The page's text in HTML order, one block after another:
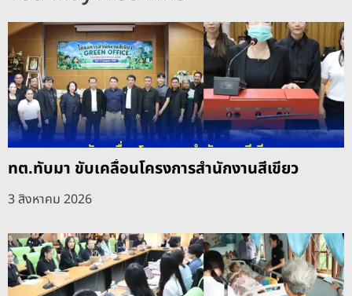
ทต.ทับมา ขับเคลื่อนโครงการสำนักงานสีเขียว
3 สิงหาคม 2026